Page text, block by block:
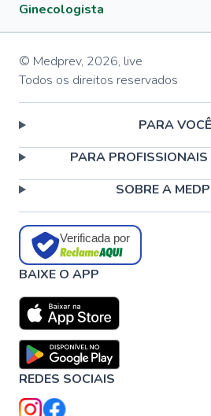
Ginecologista
© Medprev, 2026, live
Todos os direitos reservados
PARA VOCÊ
PARA PROFISSIONAIS
SOBRE A
Verificada por
BAIXE O APP
REDES SOCIAIS